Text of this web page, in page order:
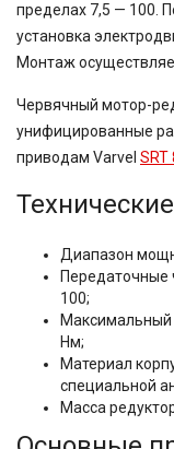
пределах 7,5 — 100.
установка
Монтаж
Червячный мотор-
унифицированные
приводам Varvel SRT
Диапазон
Передаточные
100;
Максимальный
Нм;
Материал
специальной
Масса